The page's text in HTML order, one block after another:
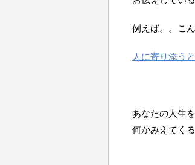
例えば。。こん
人に寄り添う
あなたの人生
何かみえてく